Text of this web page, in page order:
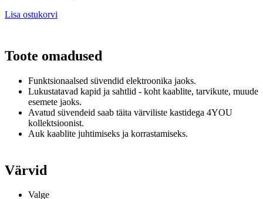
Lisa ostukorvi
Toote omadused
Funktsionaalsed süvendid elektroonika jaoks.
Lukustatavad kapid ja sahtlid - koht kaablite, tarvikute, muude
esemete jaoks.
Avatud süvendeid saab täita värviliste kastidega 4YOU
kollektsioonist.
Auk kaablite juhtimiseks ja korrastamiseks.
Värvid
Valge